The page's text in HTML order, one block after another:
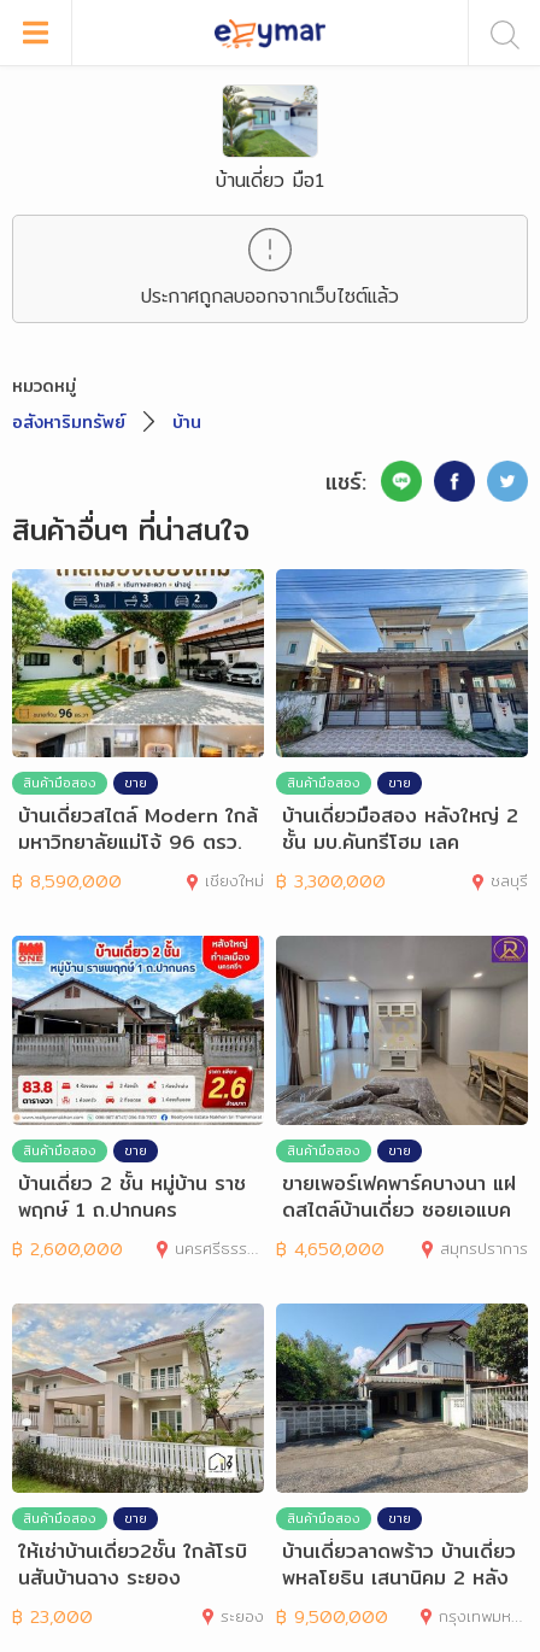
บ้านเดี่ยว มือ1
ประกาศถูกลบออกจากเว็บไซต์แล้ว
หมวดหมู่
อสังหาริมทรัพย์
บ้าน
แชร์:
สินค้าอื่นๆ ที่น่าสนใจ
สินค้ามือสอง ขาย
บ้านเดี่ยวสไตล์ Modern ใกล้
มหาวิทยาลัยแม่โจ้ 96 ตรว.
฿ 8,590,000 เชียงใหม่
สินค้ามือสอง ขาย
บ้านเดี่ยวมือสอง หลังใหญ่ 2
ชั้น มบ.คันทรีโฮม เลค
฿ 3,300,000 ชลบุรี
สินค้ามือสอง ขาย
บ้านเดี่ยว 2 ชั้น หมู่บ้าน ราช
พฤกษ์ 1 ถ.ปากนคร
฿ 2,600,000 นครศรีธรรมราช
สินค้ามือสอง ขาย
ขายเพอร์เฟคพาร์คบางนา แฝ
ดสไตล์บ้านเดี่ยว ซอยเอแบค
ABAC
฿ 4,650,000 สมุทรปราการ
สินค้ามือสอง ขาย
ให้เช่าบ้านเดี่ยว2ชั้น ใกล้โรบิ
นสันบ้านฉาง ระยอง
฿ 23,000 ระยอง
สินค้ามือสอง ขาย
บ้านเดี่ยวลาดพร้าว บ้านเดี่ยว
พหลโยธิน เสนานิคม 2 หลัง
88
฿ 9,500,000 กรุงเทพมหานคร